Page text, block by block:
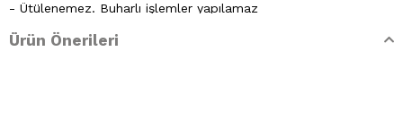
- Ütülenemez. Buharlı işlemler yapılamaz
- Kuru temizleme işlemine izin verilemez.
Ürün Önerileri